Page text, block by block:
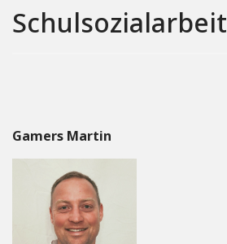
Schulsozialarbeit
Gamers Martin